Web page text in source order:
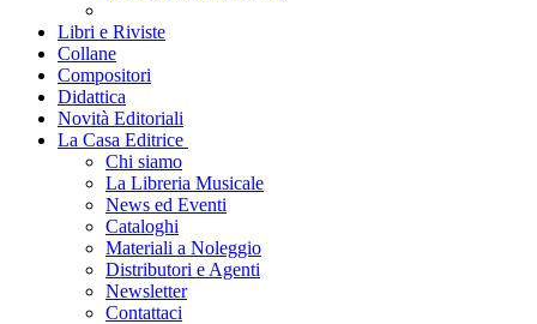
Libri e Riviste
Collane
Compositori
Didattica
Novità Editoriali
La Casa Editrice
Chi siamo
La Libreria Musicale
News ed Eventi
Cataloghi
Materiali a Noleggio
Distributori e Agenti
Newsletter
Contattaci